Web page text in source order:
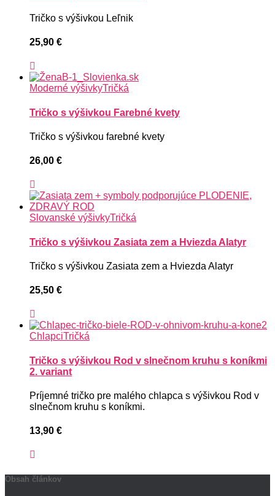
Tričko s výšivkou Leľnik
25,90 €
Moderné výšivkyTričká
Tričko s výšivkou Farebné kvety
Tričko s výšivkou farebné kvety
26,00 €
Slovanské výšivkyTričká
Tričko s výšivkou Zasiata zem a Hviezda Alatyr
Tričko s výšivkou Zasiata zem a Hviezda Alatyr
25,50 €
ChlapciTričká
Tričko s výšivkou Rod v slnečnom kruhu s koníkmi
2. variant
Príjemné tričko pre malého chlapca s výšivkou Rod v
slnečnom kruhu s koníkmi.
13,90 €
Obsah článkov